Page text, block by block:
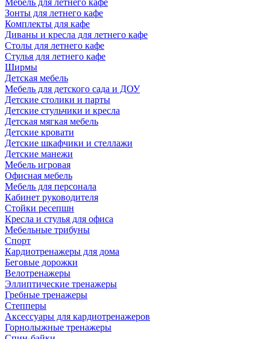
Мебель для летнего кафе
Зонты для летнего кафе
Комплекты для кафе
Диваны и кресла для летнего кафе
Столы для летнего кафе
Стулья для летнего кафе
Ширмы
Детская мебель
Мебель для детского сада и ДОУ
Детские столики и парты
Детские стульчики и кресла
Детская мягкая мебель
Детские кровати
Детские шкафчики и стеллажи
Детские манежи
Мебель игровая
Офисная мебель
Мебель для персонала
Кабинет руководителя
Стойки ресепшн
Кресла и стулья для офиса
Мебельные трибуны
Спорт
Кардиотренажеры для дома
Беговые дорожки
Велотренажеры
Эллиптические тренажеры
Гребные тренажеры
Степперы
Аксессуары для кардиотренажеров
Горнолыжные тренажеры